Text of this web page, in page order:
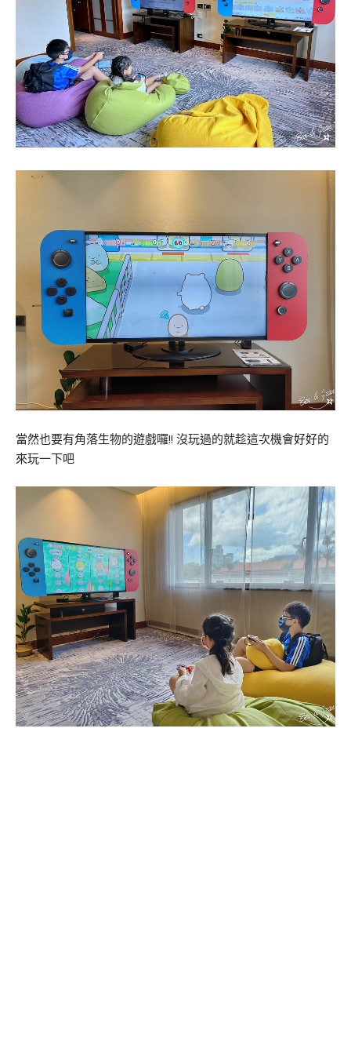
當然也要有角落生物的遊戲囉!! 沒玩過的就趁這次機會好好的
來玩一下吧